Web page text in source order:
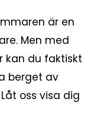
är en
Men med
kan du faktiskt
berget av
oss visa dig